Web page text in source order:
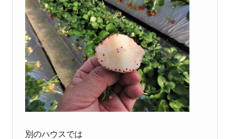
別のハウスでは